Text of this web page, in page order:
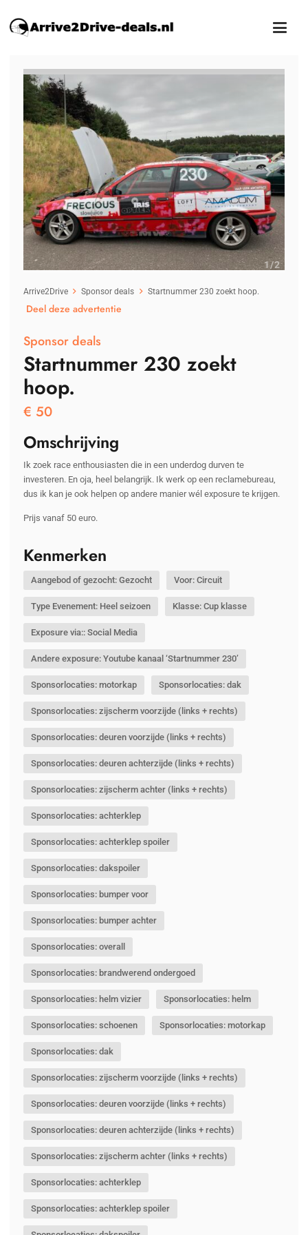
1/2
Arrive2Drive Sponsor deals Startnummer 230 zoekt hoop.
Deel deze advertentie
Sponsor deals
Startnummer 230 zoekt
hoop.
€ 50
Omschrijving
Ik zoek race enthousiasten die in een underdog durven te
investeren. En oja, heel belangrijk. Ik werk op een reclamebureau,
dus ik kan je ook helpen op andere manier wél exposure te krijgen.
Prijs vanaf 50 euro.
Kenmerken
Aangebod of gezocht: Gezocht Voor: Circuit
Type Evenement: Heel seizoen Klasse: Cup klasse
Exposure via:: Social Media
Andere exposure: Youtube kanaal ‘Startnummer 230’
Sponsorlocaties: motorkap Sponsorlocaties: dak
Sponsorlocaties: zijscherm voorzijde (links + rechts)
Sponsorlocaties: deuren voorzijde (links + rechts)
Sponsorlocaties: deuren achterzijde (links + rechts)
Sponsorlocaties: zijscherm achter (links + rechts)
Sponsorlocaties: achterklep
Sponsorlocaties: achterklep spoiler
Sponsorlocaties: dakspoiler
Sponsorlocaties: bumper voor
Sponsorlocaties: bumper achter
Sponsorlocaties: overall
Sponsorlocaties: brandwerend ondergoed
Sponsorlocaties: helm vizier Sponsorlocaties: helm
Sponsorlocaties: schoenen Sponsorlocaties: motorkap
Sponsorlocaties: dak
Sponsorlocaties: zijscherm voorzijde (links + rechts)
Sponsorlocaties: deuren voorzijde (links + rechts)
Sponsorlocaties: deuren achterzijde (links + rechts)
Sponsorlocaties: zijscherm achter (links + rechts)
Sponsorlocaties: achterklep
Sponsorlocaties: achterklep spoiler